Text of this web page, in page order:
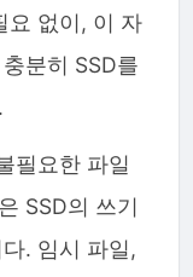
요 없이, 이 자
분히 SSD를
필요한 파일
SSD의 쓰기
. 임시 파일,